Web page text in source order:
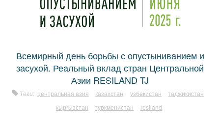
Всемирный день борьбы с опустыниванием и
засухой. Реальный вклад стран Центральной
Азии RESILAND TJ
Теги: центральная азия казахстан узбекистан
таджикистан
кыргызстан
туркменистан resiland